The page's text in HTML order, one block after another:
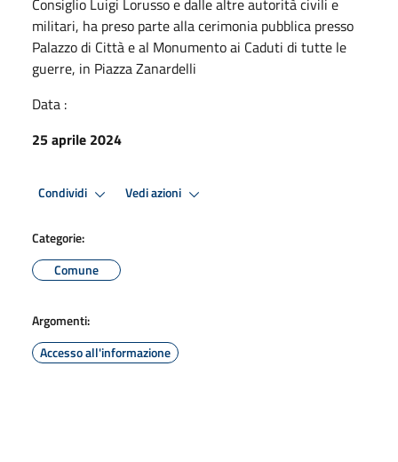
militari, ha preso parte alla cerimonia pubblica presso
Palazzo di Città e al Monumento ai Caduti di tutte le
guerre, in Piazza Zanardelli
Data :
25 aprile 2024
Condividi Vedi azioni
Categorie:
Comune
Argomenti:
Accesso all'informazione